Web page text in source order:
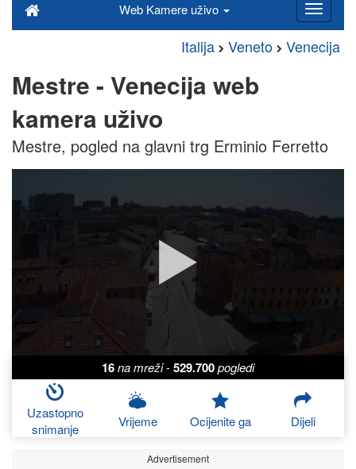
Web Kamere uživo
Italija Veneto Venecija
Mestre - Venecija web
kamera uživo
Mestre, pogled na glavni trg Erminio Ferretto
16na mreži-529.700pogledi
Uzastopno
snimanje
Vrijeme Ocijenite ga Dijeli
Advertisement